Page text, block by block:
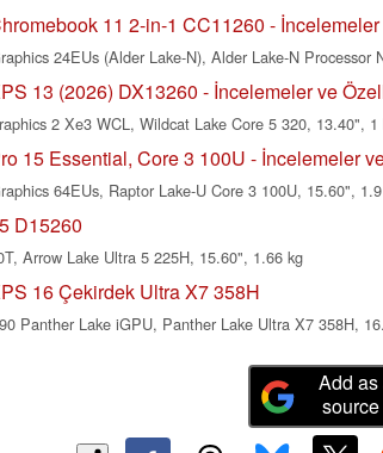
11 2-in-1 CC11260 -
24EUs (Alder Lake-N), Alder Lake-N Processor
13 (2026) DX13260 - İncelemeler ve
2 Xe3 WCL, Wildcat Lake Core 5 320, 13.40", 1
15 Essential, Core 3 100U - İncelemeler
64EUs, Raptor Lake-U Core 3 100U, 15.60",
D15260
Arrow Lake Ultra 5 225H, 15.60", 1.66 kg
16 Çekirdek Ultra X7 358H
Panther Lake iGPU, Panther Lake Ultra X7 358H,
Add as